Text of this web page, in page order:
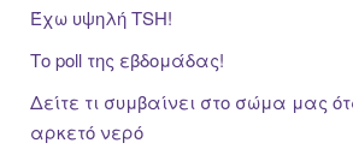
Έχω υψηλή ΤSH!
Το poll της εβδομάδας!
Δείτε τι συμβαίνει στο σώμα μας
αρκετό νερό